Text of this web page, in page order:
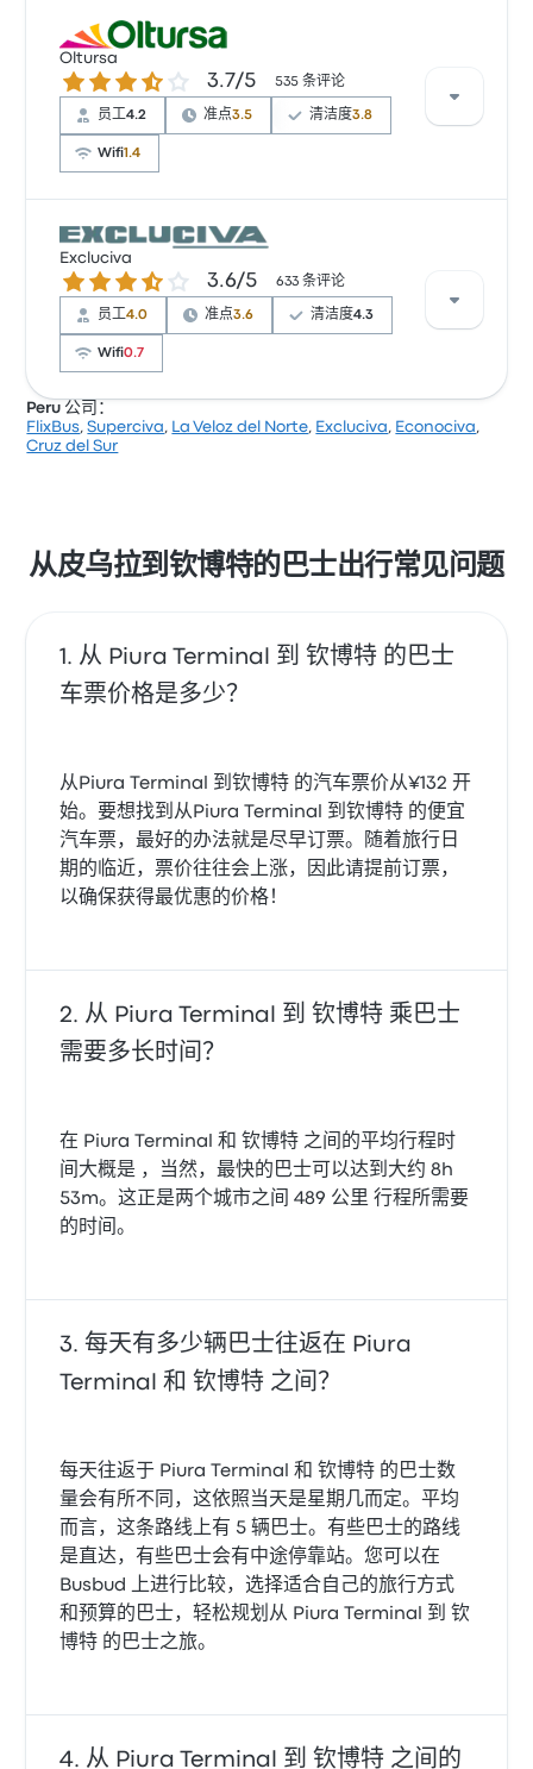
根据 8151 条评论，该公司在 Busbud 上被评为 4.1 颗
星。旅客对 车票资源 和 出发地点 特别满意，但对 无线
上网 经常有所抱怨。 Cruz del Sur 在此路线提供的票价
为 ¥162 起
Oltursa
3.7 / 5 星 3.7/5 535 条评论
员工4.2 准点3.5 清洁度3.8
Wifi1.4
根据 535 条评论，该公司在 Busbud 上被评为 3.7 颗星。
旅客对 车票资源 和 物有所值 特别满意，但对 无线上网
经常有所抱怨。 Oltursa 在此路线提供的票价为 ¥256 起
Excluciva
3.6 / 5 星 3.6/5 633 条评论
员工4.0 准点3.6 清洁度4.3
Wifi0.7
根据 633 条评论，该公司在 Busbud 上被评为 3.6 颗星。
Peru 公司：
FlixBus,Superciva, La Veloz del Norte, Excluciva, Econociva,
Cruz del Sur
从皮乌拉到钦博特的巴士出行常见问题
从 Piura Terminal 到 钦博特 的巴士
车票价格是多少？
从Piura Terminal 到钦博特 的汽车票价从¥132 开
始。要想找到从Piura Terminal 到钦博特 的便宜
汽车票，最好的办法就是尽早订票。随着旅行日
期的临近，票价往往会上涨，因此请提前订票，
以确保获得最优惠的价格！
从 Piura Terminal 到 钦博特 乘巴士
需要多长时间？
在 Piura Terminal 和 钦博特 之间的平均行程时
间大概是 ，当然，最快的巴士可以达到大约 8h
53m。这正是两个城市之间 489 公里 行程所需要
的时间。
每天有多少辆巴士往返在 Piura
Terminal 和 钦博特 之间？
每天往返于 Piura Terminal 和 钦博特 的巴士数
量会有所不同，这依照当天是星期几而定。平均
而言，这条路线上有 5 辆巴士。有些巴士的路线
是直达，有些巴士会有中途停靠站。您可以在
Busbud 上进行比较，选择适合自己的旅行方式
和预算的巴士，轻松规划从 Piura Terminal 到 钦
博特 的巴士之旅。
从 Piura Terminal 到 钦博特 之间的